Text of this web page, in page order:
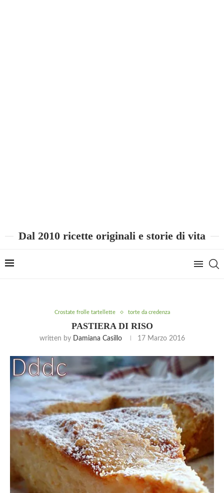
Dal 2010 ricette originali e storie di vita
Crostate frolle tartellette torte da credenza
PASTIERA DI RISO
written by Damiana Casillo 17 Marzo 2016